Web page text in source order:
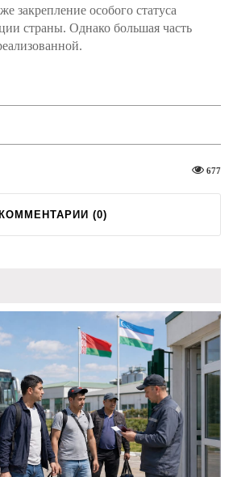
закрепление особого статуса
страны. Однако большая часть
677
КОММЕНТАРИИ (0)